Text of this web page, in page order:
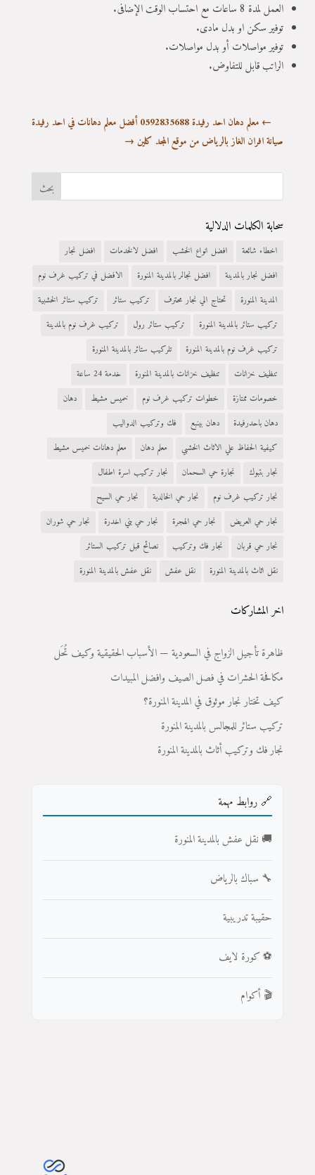
العمل لمدة 8 ساعات مع احتساب الوقت الإضافى.
توفير سكن او بدل مادى.
توفير مواصلات أو بدل مواصلات.
الراتب قابل للتفاوض.
←معلم دهان احد رفيدة 0592835688 أفضل معلم دهانات في احد رفيدة
صيانة افران الغاز بالرياض من موقع المجد كلين→
سحابة الكلمات الدلالية
اخطاء شائعة افضل انواع الخشب افضل لالخدمات
افضل نجار
افضل نجار بالمدينة
افضل نجالر بالمدينة المنورة
الافضل في تركيب غرف نوم
المدينة المنورة
تحتاج الي نجار محترف تركيب ستائر
تركيب ستائر الخشبية
تركيب ستائر بالمدينة المنورة
تركيب ستائر رول
تركيب غرف نوم بالمدينة
تركيب غرف نوم بالمدينة المنورة
تلركيب ستائر بالمدينة المنورة
تنظيف خزانات
تنظيف خزانات بالمدينة المنورة
خدمة 24 ساعة
خصومات ممتازة
خطوات تركيب غرف نوم خميس مشيط
دهان
دهان باحدرفيدة
دهان بينبع
فك وتركيب الدواليب
كيفية الحفاظ علي الاثاث الخشبي
معلم دهان
معلم دهانات خميس مشيط
نجار بتبوك
نجارة حي السحمان
نجار تركيب اسرة اطفال
نجار تركيب غرف نوم
نجار حي الخالدية
نجار حي السيح
نجار حي العريض
نجار حي الهجرة نجار حي بني اخدرة
نجار حي شوران
نجار حي قربان
نجار فك وتركيب
نصائح قبل تركيب الستائر
نقل اثاث بالمدينة المنورة
نقل عفش نقل عفش بالمدينة المنورة
اخر المشاركات
ظاهرة تأجيل الزواج في السعودية — الأسباب الحقيقية وكيف تُحَل
مكافحة الحشرات في فصل الصيف وافضل المبيدات
كيف تختار نجار موثوق في المدينة المنورة؟
تركيب ستائر للمجالس بالمدينة المنورة
نجار فك وتركيب أثاث بالمدينة المنورة
🔗 روابط مهمة
🚚 نقل عفش بالمدينة المنورة
🔧 سباك بالرياض
حقيبة تدريبية
⚽ كورة لايف
🎬 أكوام